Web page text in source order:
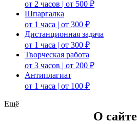
от 2 часов | от 500 ₽
Шпаргалка
от 1 часа | от 300 ₽
Дистанционная задача
от 1 часа | от 300 ₽
Творческая работа
от 3 часов | от 200 ₽
Антиплагиат
от 1 часа | от 100 ₽
Ещё
О сайте